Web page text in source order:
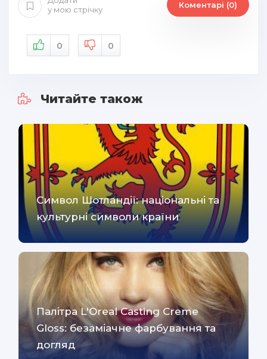
у мою стрічку
Коментарі (0)
0 0
Читайте також
Символ Шотландії: національні та
культурні символи країни
Палітра L'Oreal Casting Creme
Gloss: безаміачне фарбування та
догляд